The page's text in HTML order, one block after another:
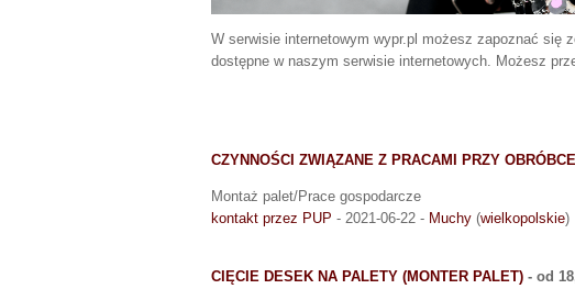
W serwisie internetowym wypr.pl możesz zapoznać się
dostępne w naszym serwisie internetowych. Możesz
CZYNNOŚCI ZWIĄZANE Z PRACAMI PRZY
Montaż palet/Prace gospodarcze
kontakt przez PUP - 2021-06-22 - Muchy (wielkopolskie)
CIĘCIE DESEK NA PALETY (MONTER PALET) - od